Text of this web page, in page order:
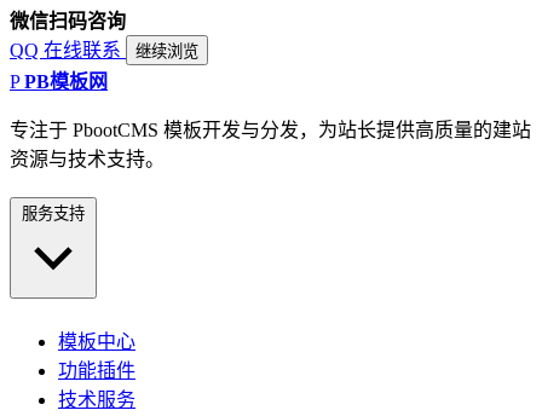
微信扫码咨询
QQ 在线联系
继续浏览
P PB模板网
专注于 PbootCMS 模板开发与分发，为站长提供高质量的建站
资源与技术支持。
服务支持
模板中心
功能插件
技术服务